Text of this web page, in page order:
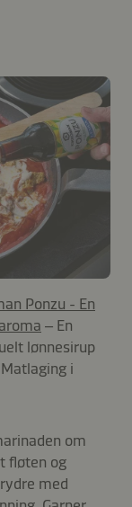
Ponzu - En
– En
lønnesirup
i
om
fløten og
med